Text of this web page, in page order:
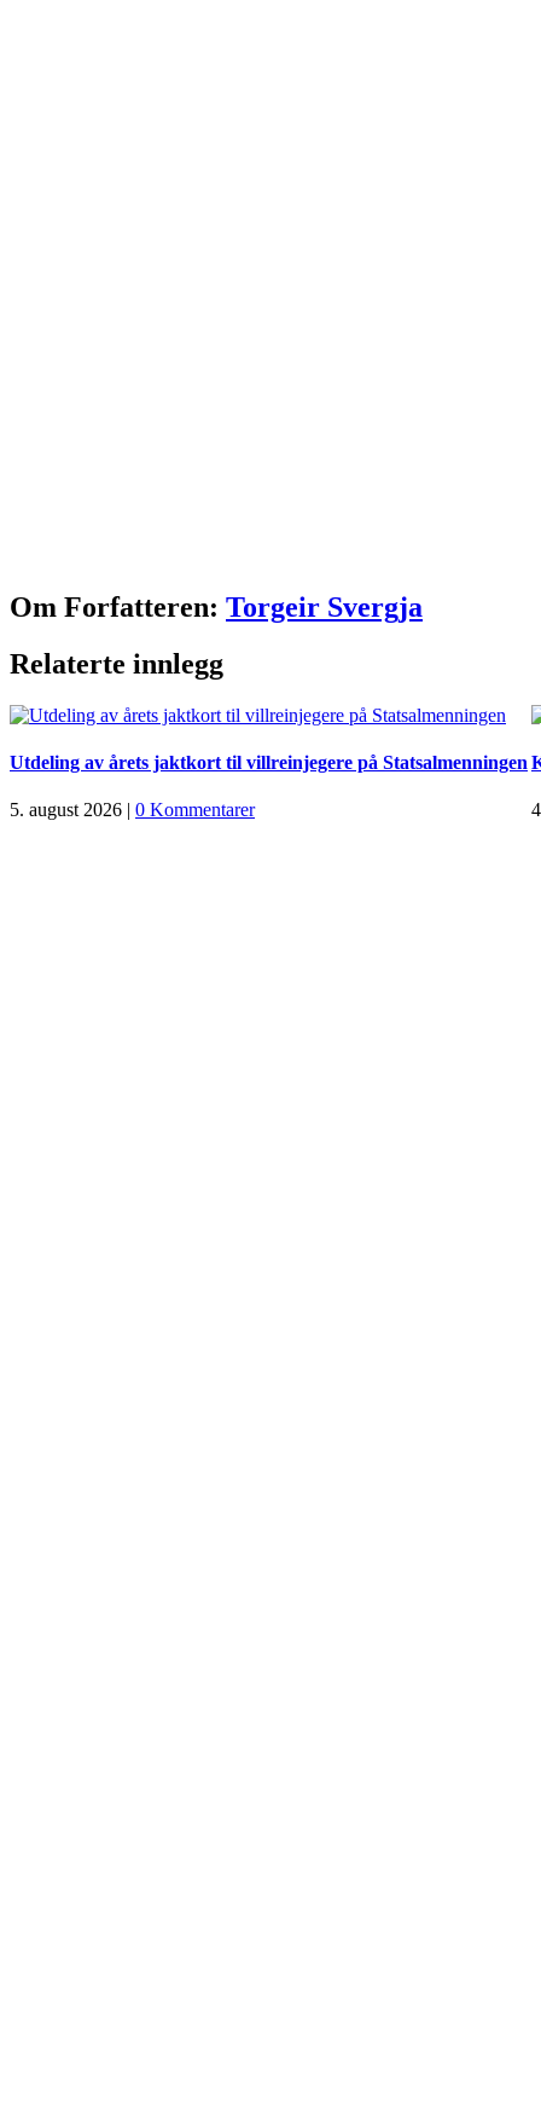
Facebook
X
Pinterest
E-
post
Copy
Link
Om Forfatteren: Torgeir Svergja
Relaterte innlegg
Utdeling av årets jaktkort til villreinjegere på Statsalmenningen
5. august 2026 | 0 Kommentarer